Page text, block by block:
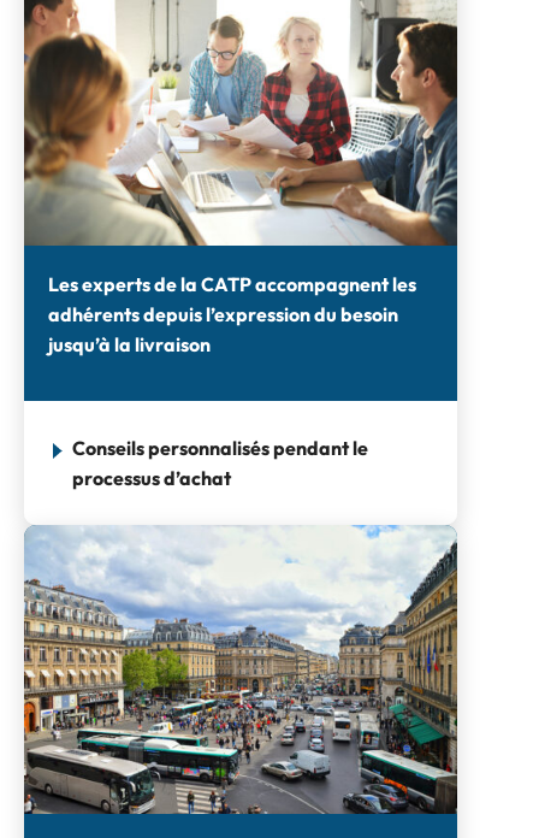
Les experts de la CATP accompagnent les
adhérents depuis l’expression du besoin
jusqu’à la livraison
Conseils personnalisés pendant le
processus d’achat